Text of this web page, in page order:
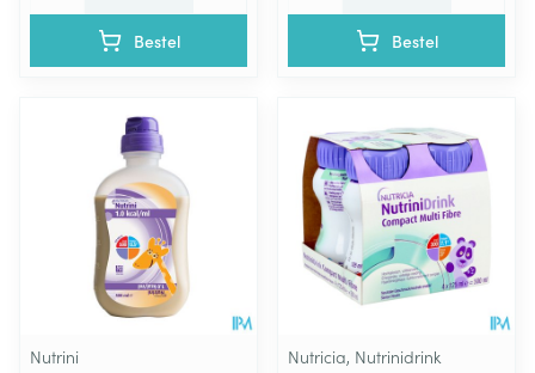
Bestel Bestel
Nutrini
Nutricia, Nutrinidrink